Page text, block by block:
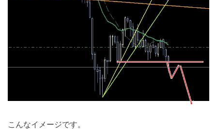
こんなイメージです。